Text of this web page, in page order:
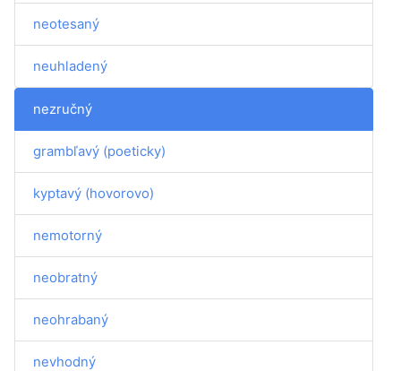
neotesaný
neuhladený
nezručný
grambľavý (poeticky)
kyptavý (hovorovo)
nemotorný
neobratný
neohrabaný
nevhodný